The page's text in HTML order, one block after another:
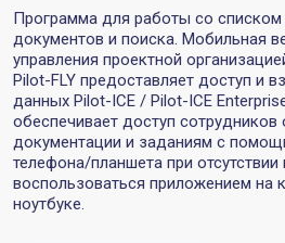
Программа для работы со
документов и поиска. Мобильная
управления проектной
Pilot-FLY предоставляет доступ и
данных Pilot-ICE / Pilot-ICE
обеспечивает доступ сотрудников
документации и заданиям с
телефона/планшета при
воспользоваться приложением на
ноутбуке.